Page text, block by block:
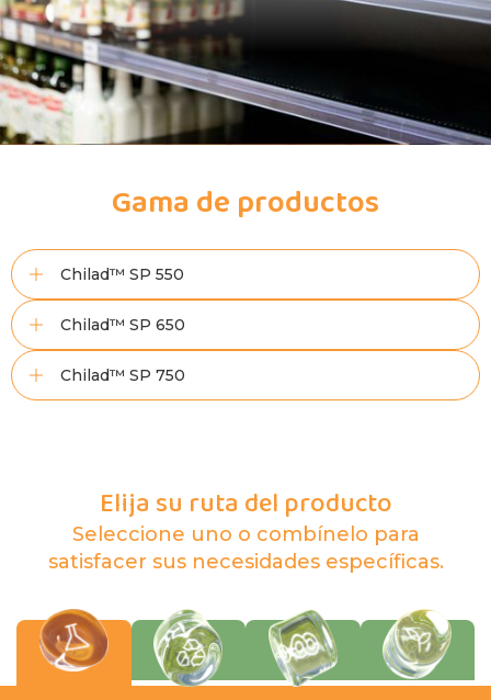
Gama de productos
Chilad™ SP 550
Chilad™ SP 650
Chilad™ SP 750
Elija su ruta del producto
Seleccione uno o combínelo para
satisfacer sus necesidades específicas.